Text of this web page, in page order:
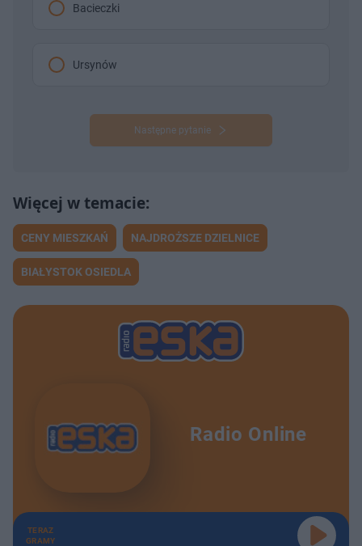
Bacieczki
Ursynów
Następne pytanie
CENY MIESZKAŃ NAJDROŻSZE DZIELNICE
BIAŁYSTOK OSIEDLA
Radio Online
TERAZ
GRAMY